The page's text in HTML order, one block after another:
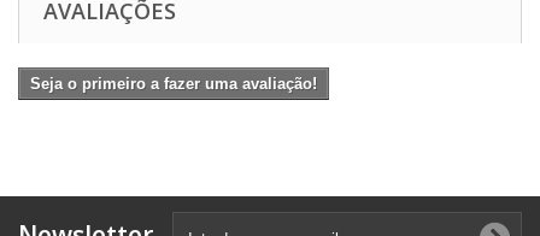
AVALIAÇÕES
Seja o primeiro a fazer uma avaliação!